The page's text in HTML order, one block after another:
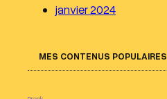
janvier 2024
MES CONTENUS POPULAIRES